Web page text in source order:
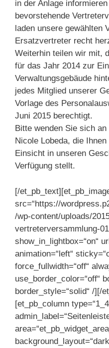
in der Anlage
bevorstehende
laden unsere gewählten
Ersatzvertreter recht
Weiterhin teilen wir mit,
für das Jahr 2014 zur
Verwaltungsgebäude
jedes Mitglied unserer
Vorlage des
Juni 2015 berechtigt.
Bitte wenden Sie sich
Nicole Lobeda, die
Einsicht in unseren
Verfügung stellt.
[/
src=“https://
/wp-content/uploads/
vertreterversammlung-
show_in_lightbox=“on“
animation=“left“
force_fullwidth=“off“
use_border_color=“off“
border_style=“solid“ /][/
[et_pb_column